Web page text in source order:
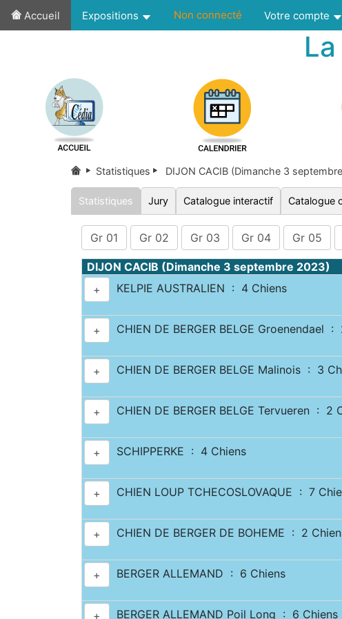
Accueil Expositions Non connecté Votre compte
Statistiques DIJON CACIB (Dimanche 3
Statistiques Jury Catalogue interactif Catalogue
Gr 01 Gr 02 Gr 03 Gr 04 Gr 05
DIJON CACIB (Dimanche 3 septembre
+
KELPIE AUSTRALIEN : 4 Chiens
+ CHIEN DE BERGER BELGE Groenendael :
+ CHIEN DE BERGER BELGE Malinois : 3
+ CHIEN DE BERGER BELGE Tervueren : 2
+ SCHIPPERKE : 4 Chiens
+ CHIEN LOUP TCHECOSLOVAQUE : 7
+ CHIEN DE BERGER DE BOHEME : 2
+ BERGER ALLEMAND : 6 Chiens
+ BERGER ALLEMAND Poil Long : 6 Chiens